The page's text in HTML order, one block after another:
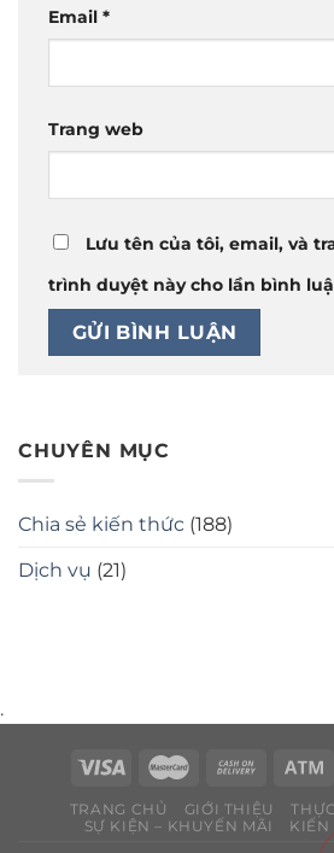
Email *
Trang web
Lưu tên của tôi, email, và
trình duyệt này cho lần bình
CHUYÊN MỤC
Chia sẻ kiến thức (188)
Dịch vụ (21)
.
TRANG CHỦ GIỚI THIỆU
SỰ KIỆN – KHUYẾN MÃI
KIẾN